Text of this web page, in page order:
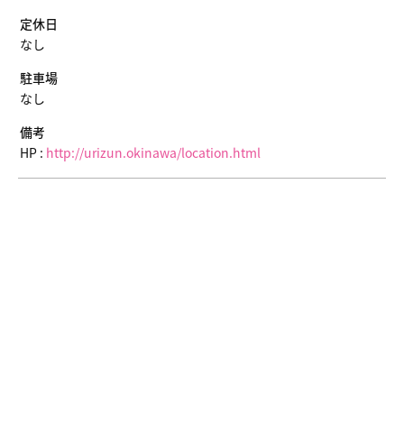
定休日
なし
駐車場
なし
備考
HP : http://urizun.okinawa/location.html